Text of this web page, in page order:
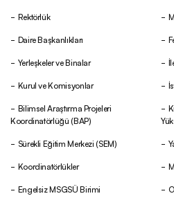
Rektörlük
Daire Başkanlıkları
Yerleşkeler ve Binalar
Kurul ve Komisyonlar
Bilimsel Araştırma Projeleri
Koordinatörlüğü (BAP)
Sürekli Eğitim Merkezi (SEM)
Koordinatörlükler
Engelsiz MSGSÜ Birimi